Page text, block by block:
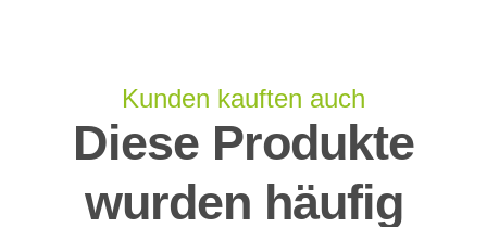
Kunden kauften auch
Diese Produkte
wurden häufig